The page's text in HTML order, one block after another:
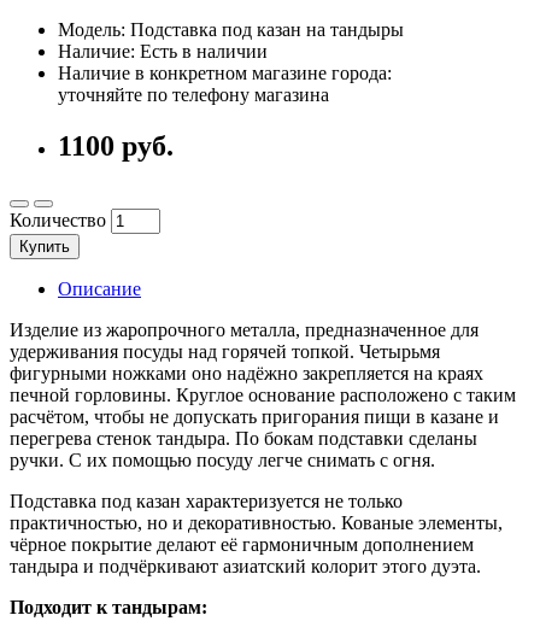
Модель: Подставка под казан на тандыры
Наличие: Есть в наличии
Наличие в конкретном магазине города:
уточняйте по телефону магазина
1100 руб.
Количество
Купить
Описание
Изделие из жаропрочного металла, предназначенное для
удерживания посуды над горячей топкой. Четырьмя
фигурными ножками оно надёжно закрепляется на краях
печной горловины. Круглое основание расположено с таким
расчётом, чтобы не допускать пригорания пищи в казане и
перегрева стенок тандыра. По бокам подставки сделаны
ручки. С их помощью посуду легче снимать с огня.
Подставка под казан характеризуется не только
практичностью, но и декоративностью. Кованые элементы,
чёрное покрытие делают её гармоничным дополнением
тандыра и подчёркивают азиатский колорит этого дуэта.
Подходит к тандырам: